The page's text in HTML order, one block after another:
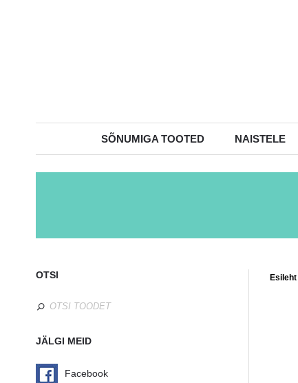
SÕNUMIGA TOOTED NAISTELE
Esileht
OTSI
JÄLGI MEID
Facebook